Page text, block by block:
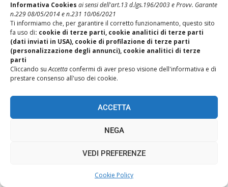
Informativa Cookies ai sensi dell'art.13 d.lgs.196/2003 e Provv. Garante
n.229 08/05/2014 e n.231 10/06/2021
Ti informiamo che, per garantire il corretto funzionamento, questo sito
fa uso di: cookie di terze parti, cookie analitici di terze parti
(dati inviati in USA), cookie di profilazione di terze parti
(personalizzazione degli annunci), cookie analitici di terze
parti
Cliccando suAccetta confermi di aver preso visione dell'informativa e di
prestare consenso all'uso dei cookie.
ACCETTA
NEGA
VEDI PREFERENZE
Cookie Policy
Post Successivo
Rela Broker – Fascicolo Informativo 2017
REALIZZAZIONE SITI WEB ITALA
TORNA SU